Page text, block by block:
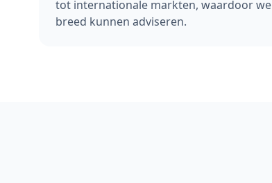
tot internationale markten, waardoor we
breed kunnen adviseren.